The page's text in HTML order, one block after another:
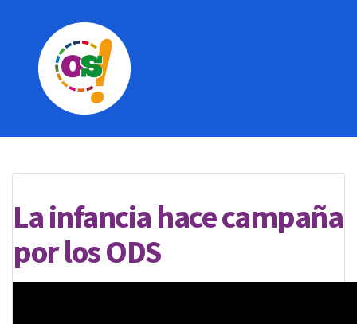
La infancia hace campaña
por los ODS